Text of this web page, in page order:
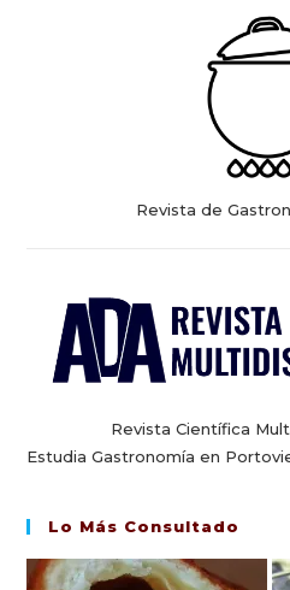
Revista de
Revista Científica
Estudia Gastronomía en
Lo Más Consultado